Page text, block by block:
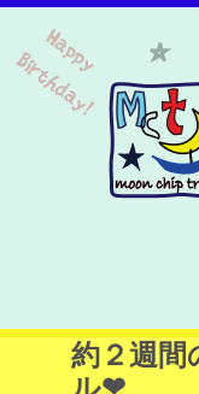
Home
約２週間